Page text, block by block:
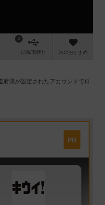
2
拡張/関連作 次のおすすめ
県が設定されたアカウントでロ
PR